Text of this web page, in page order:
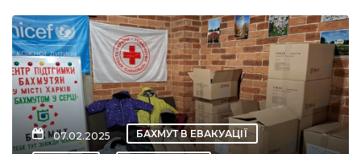
евакуації
новини
07.02.2025 БАХМУТ В ЕВАКУАЦІЇ